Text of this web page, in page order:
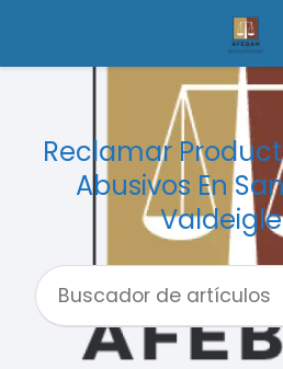
Reclamar
Abusivos En